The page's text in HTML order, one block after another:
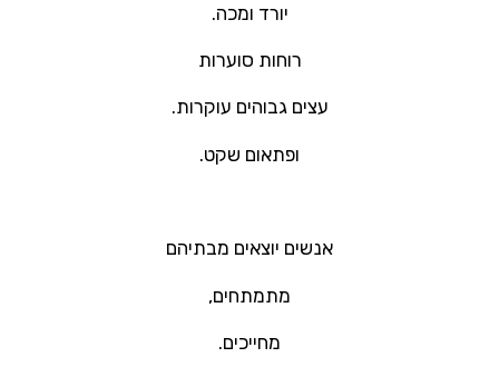
יורד ומכה.
רוחות סוערות
עצים גבוהים עוקרות.
ופתאום שקט.
אנשים יוצאים מבתיהם
מתמתחים,
מחייכים.